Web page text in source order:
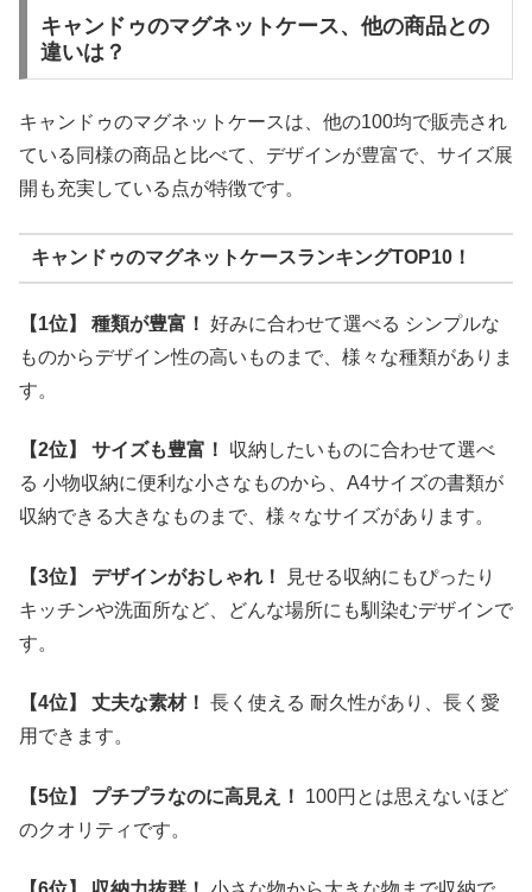
キャンドゥのマグネットケース、他の商品との
違いは？
キャンドゥのマグネットケースは、他の100均で販売され
ている同様の商品と比べて、デザインが豊富で、サイズ展
開も充実している点が特徴です。
キャンドゥのマグネットケースランキングTOP10！
【1位】 種類が豊富！ 好みに合わせて選べる シンプルな
ものからデザイン性の高いものまで、様々な種類がありま
す。
【2位】 サイズも豊富！
収納したいものに合わせて選べ
る 小物収納に便利な小さなものから、A4サイズの書類が
収納できる大きなものまで、様々なサイズがあります。
【3位】 デザインがおしゃれ！
見せる収納にもぴったり
キッチンや洗面所など、どんな場所にも馴染むデザインで
す。
【4位】 丈夫な素材！ 長く使える 耐久性があり、長く愛
用できます。
【5位】 プチプラなのに高見え！
100円とは思えないほど
のクオリティです。